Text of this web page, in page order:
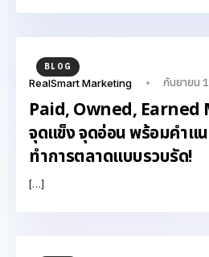
BLOG
RealSmart Marketing กันยายน
Paid, Owned, Earned
จุดแข็ง จุดอ่อน พร้อมคำแน
ทำการตลาดแบบรวบรัด!
[…]